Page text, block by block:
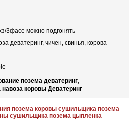
3фасе можно подгонять
деватеринг, чичен, свинья, корова
позема деватеринг,
коровы Деватеринг
позема коровы сушильщика позема
сушильщика позема цыпленка